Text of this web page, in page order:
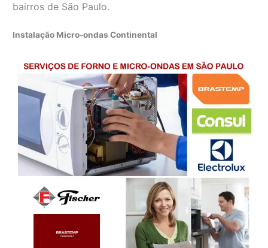
bairros de São Paulo.
Instalação Micro-ondas Continental